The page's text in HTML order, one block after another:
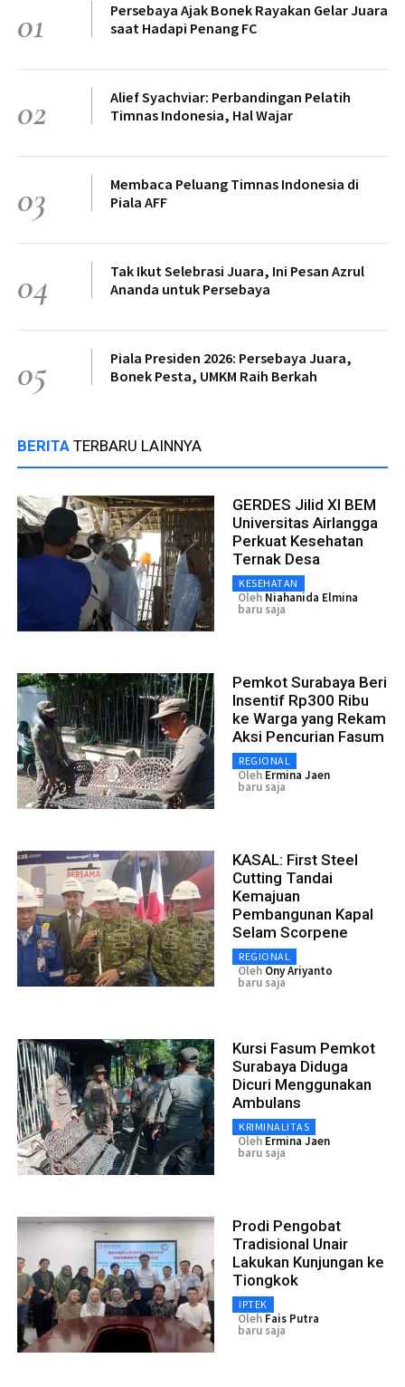
01
Persebaya Ajak Bonek Rayakan Gelar Juara
saat Hadapi Penang FC
02
Alief Syachviar: Perbandingan Pelatih
Timnas Indonesia, Hal Wajar
03
Membaca Peluang Timnas Indonesia di
Piala AFF
04
Tak Ikut Selebrasi Juara, Ini Pesan Azrul
Ananda untuk Persebaya
05
Piala Presiden 2026: Persebaya Juara,
Bonek Pesta, UMKM Raih Berkah
BERITA TERBARU LAINNYA
GERDES Jilid XI BEM
Universitas Airlangga
Perkuat Kesehatan
Ternak Desa
KESEHATAN
Oleh Niahanida Elmina
baru saja
Pemkot Surabaya Beri
Insentif Rp300 Ribu
ke Warga yang Rekam
Aksi Pencurian Fasum
REGIONAL
Oleh Ermina Jaen
baru saja
KASAL: First Steel
Cutting Tandai
Kemajuan
Pembangunan Kapal
Selam Scorpene
REGIONAL
Oleh Ony Ariyanto
baru saja
Kursi Fasum Pemkot
Surabaya Diduga
Dicuri Menggunakan
Ambulans
KRIMINALITAS
Oleh Ermina Jaen
baru saja
Prodi Pengobat
Tradisional Unair
Lakukan Kunjungan ke
Tiongkok
IPTEK
Oleh Fais Putra
baru saja